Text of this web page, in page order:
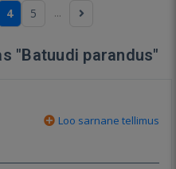
4 5 ...
"Batuudi parandus"
Loo sarnane tellimus